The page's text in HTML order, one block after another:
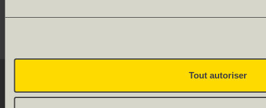
Tout autoriser
Onlineshop by